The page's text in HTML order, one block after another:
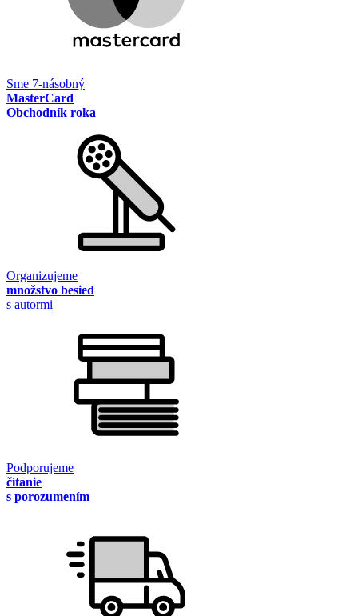
Sme 7-násobný
MasterCard
Obchodník roka
Organizujeme
množstvo besied
s autormi
Podporujeme
čítanie
s porozumením